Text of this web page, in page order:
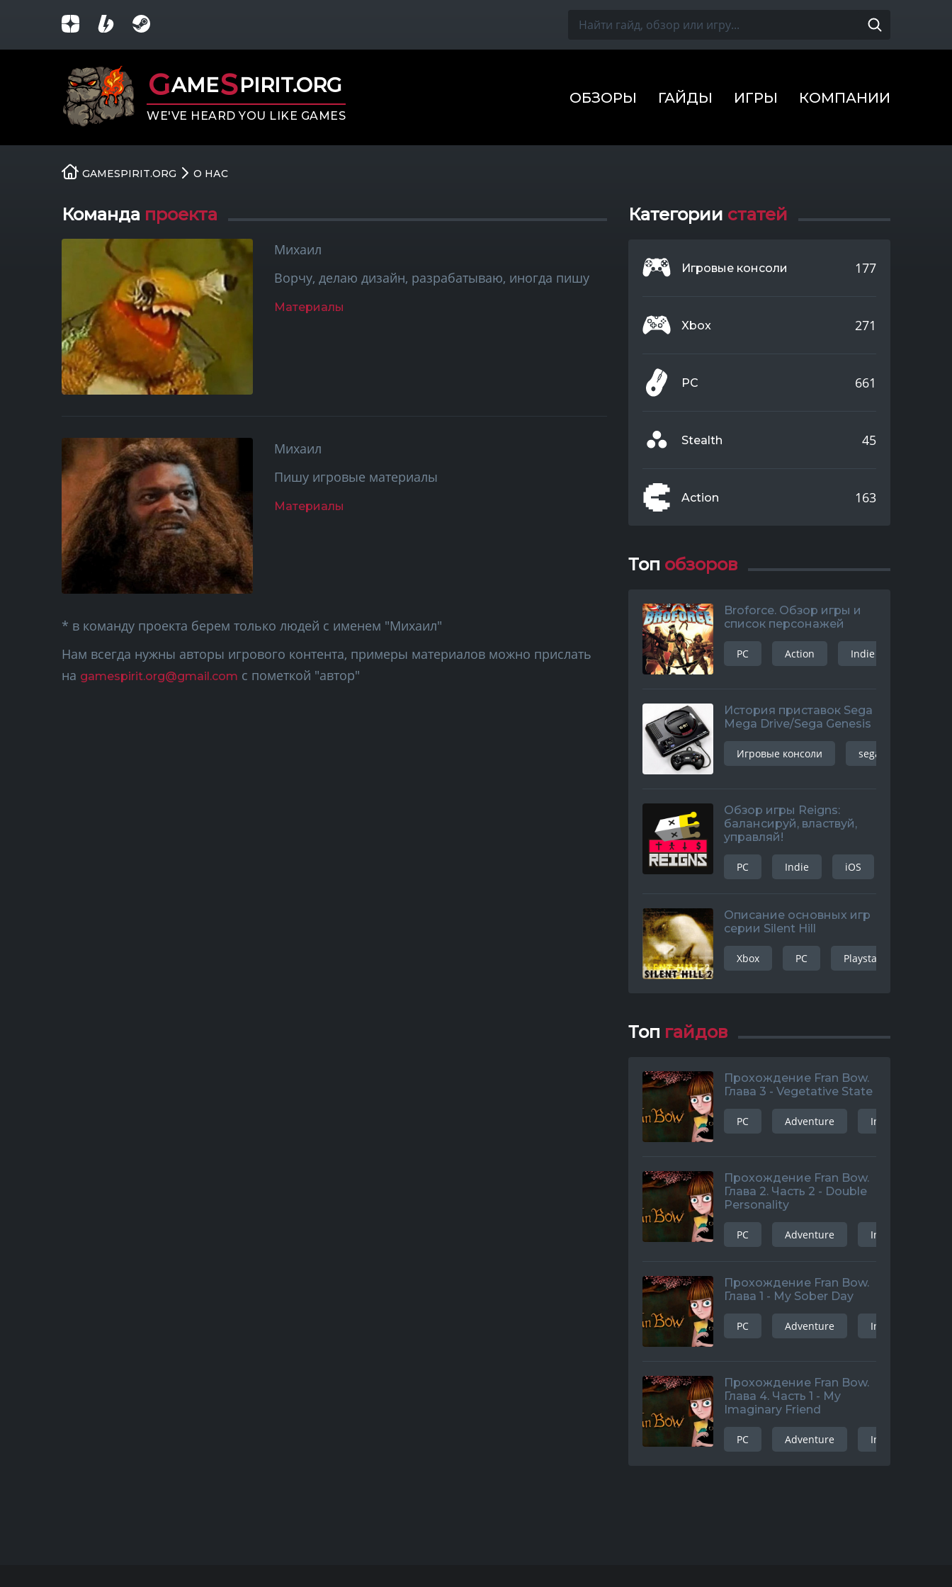
GAMESPIRIT.ORG
WE'VE HEARD YOU LIKE GAMES
ОБЗОРЫ ГАЙДЫ ИГРЫ КОМПАНИИ
GAMESPIRIT.ORG О НАС
Команда проекта
Михаил
Ворчу, делаю дизайн, разрабатываю, иногда пишу
Материалы
Михаил
Пишу игровые материалы
Материалы
* в команду проекта берем только людей с именем "Михаил"
Нам всегда нужны авторы игрового контента, примеры материалов можно прислать
на gamespirit.org@gmail.com с пометкой "автор"
Категории статей
Игровые консоли 177
Xbox 271
PC 661
Stealth 45
Action 163
Топ обзоров
Broforce. Обзор игры и
список персонажей
PC Action Indie
История приставок Sega
Mega Drive/Sega Genesis
Игровые консоли sega mega drive
Обзор игры Reigns:
балансируй, властвуй,
управляй!
PC Indie iOS
Описание основных игр
серии Silent Hill
Xbox PC Playstation 3
Топ гайдов
Прохождение Fran Bow.
Глава 3 - Vegetative State
PC Adventure Indie
Прохождение Fran Bow.
Глава 2. Часть 2 - Double
Personality
PC Adventure Indie
Прохождение Fran Bow.
Глава 1 - My Sober Day
PC Adventure Indie
Прохождение Fran Bow.
Глава 4. Часть 1 - My
Imaginary Friend
PC Adventure Indie